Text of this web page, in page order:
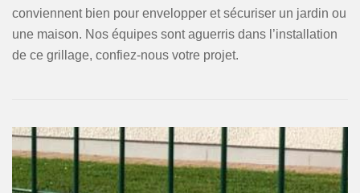
conviennent bien pour envelopper et sécuriser un jardin ou
une maison. Nos équipes sont aguerris dans l’installation
de ce grillage, confiez-nous votre projet.